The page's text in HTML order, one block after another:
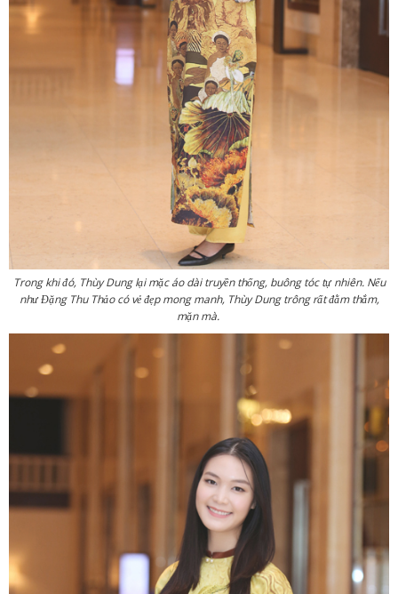
Trong khi đó, Thùy Dung lại mặc áo dài truyền thống, buông tóc tự nhiên. Nếu
như Đặng Thu Thảo có vẻ đẹp mong manh, Thùy Dung trông rất đằm thắm,
mặn mà.